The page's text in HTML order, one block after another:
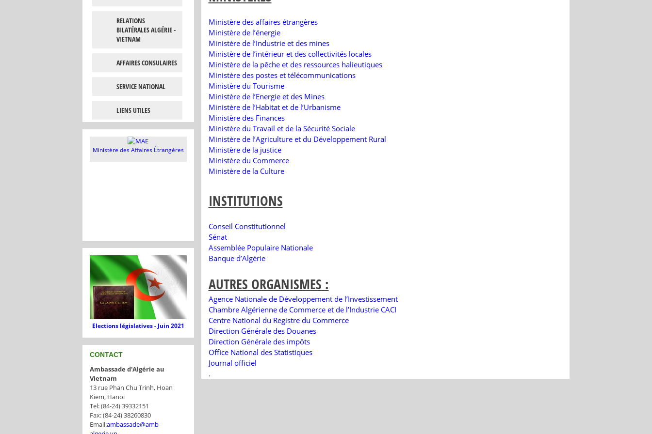
RELATIONS
BILATÉRALES ALGÉRIE -
VIETNAM
AFFAIRES CONSULAIRES
SERVICE NATIONAL
LIENS UTILES
Ministère des Affaires Étrangères
Elections législatives - Juin 2021
CONTACT
Ambassade d'Algérie au
Vietnam
13 rue Phan Chu Trinh, Hoan
Kiem, Hanoi
Tel: (84-24) 39332151
Fax: (84-24) 38260830
Email:ambassade@amb-
Ministère des affaires étrangères
Ministère de l’énergie
Ministère de l’Industrie et des mines
Ministère de l’intérieur et des collectivités locales
Ministère de la pêche et des ressources halieutiques
Ministère des postes et télécommunications
Ministère du Tourisme
Ministère de l’Energie et des Mines
Ministère de l’Habitat et de l’Urbanisme
Ministère des Finances
Ministère du Travail et de la Sécurité Sociale
Ministère de l’Agriculture et du Développement Rural
Ministère de la justice
Ministère du Commerce
Ministère de la Culture
INSTITUTIONS
Conseil Constitutionnel
Sénat
Assemblée Populaire Nationale
Banque d’Algérie
AUTRES ORGANISMES :
Agence Nationale de Développement de l’Investissement
Chambre Algérienne de Commerce et de l’Industrie CACI
Centre National du Registre du Commerce
Direction Générale des Douanes
Direction Générale des impôts
Office National des Statistiques
Journal officiel
.